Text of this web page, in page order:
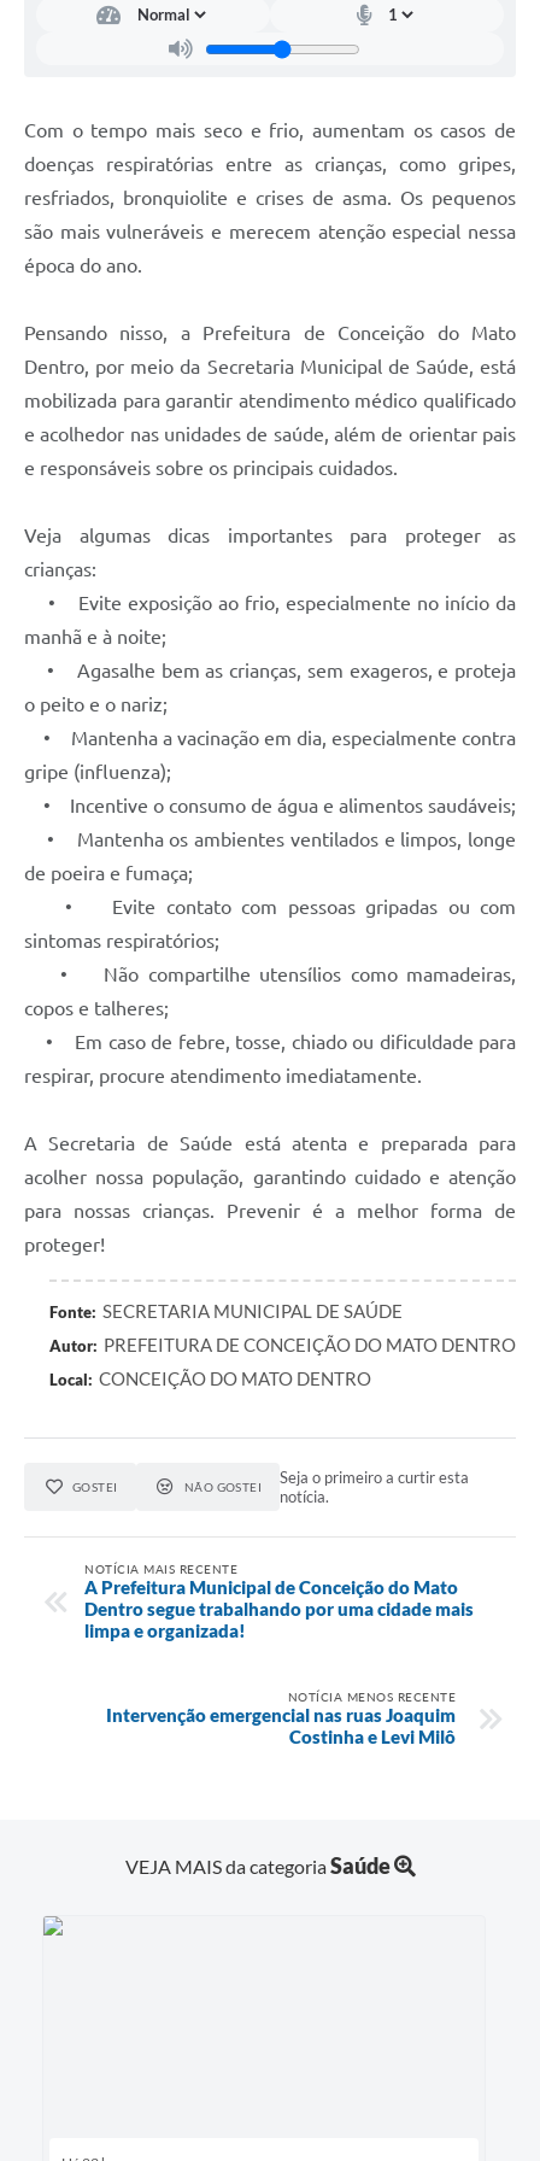
Notificações de Penalidades – Decisões
Notificações Obras e Posturas
Conselho Municipal de Conservação e Defesa do
Meio Ambiente-CODEMA
Arquivos para Download
Obras
Projetos
Contas Públicas
Links
Serviços Online
A Prefeitura
Com o tempo mais seco e frio, aumentam os casos de
doenças respiratórias entre as crianças, como gripes,
resfriados, bronquiolite e crises de asma. Os pequenos
são mais vulneráveis e merecem atenção especial nessa
época do ano.
Pensando nisso, a Prefeitura de Conceição do Mato
Dentro, por meio da Secretaria Municipal de Saúde, está
mobilizada para garantir atendimento médico qualificado
e acolhedor nas unidades de saúde, além de orientar pais
e responsáveis sobre os principais cuidados.
Veja algumas dicas importantes para proteger as
crianças:
• Evite exposição ao frio, especialmente no início da
manhã e à noite;
• Agasalhe bem as crianças, sem exageros, e proteja
o peito e o nariz;
• Mantenha a vacinação em dia, especialmente contra
gripe (influenza);
• Incentive o consumo de água e alimentos saudáveis;
• Mantenha os ambientes ventilados e limpos, longe
de poeira e fumaça;
• Evite contato com pessoas gripadas ou com
sintomas respiratórios;
• Não compartilhe utensílios como mamadeiras,
copos e talheres;
• Em caso de febre, tosse, chiado ou dificuldade para
respirar, procure atendimento imediatamente.
A Secretaria de Saúde está atenta e preparada para
acolher nossa população, garantindo cuidado e atenção
para nossas crianças. Prevenir é a melhor forma de
proteger!
Fonte: SECRETARIA MUNICIPAL DE SAÚDE
Autor: PREFEITURA DE CONCEIÇÃO DO MATO DENTRO
Local: CONCEIÇÃO DO MATO DENTRO
GOSTEI NÃO GOSTEI
Seja o primeiro a curtir esta
notícia.
NOTÍCIA MAIS RECENTE
A Prefeitura Municipal de Conceição do Mato
Dentro segue trabalhando por uma cidade mais
limpa e organizada!
NOTÍCIA MENOS RECENTE
Intervenção emergencial nas ruas Joaquim
Costinha e Levi Milô
VEJA MAIS da categoriaSaúde